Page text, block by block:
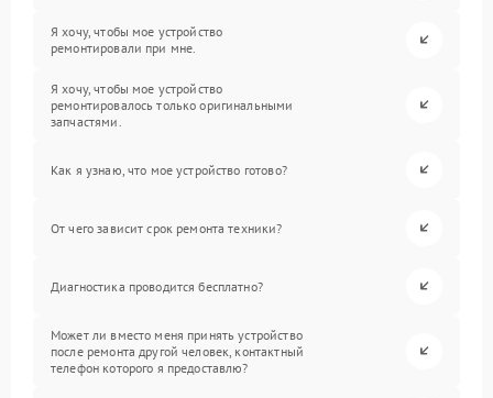
Я хочу, чтобы мое устройство
ремонтировали при мне.
Я хочу, чтобы мое устройство
ремонтировалось только оригинальными
запчастями.
Как я узнаю, что мое устройство готово?
От чего зависит срок ремонта техники?
Диагностика проводится бесплатно?
Может ли вместо меня принять устройство
после ремонта другой человек, контактный
телефон которого я предоставлю?